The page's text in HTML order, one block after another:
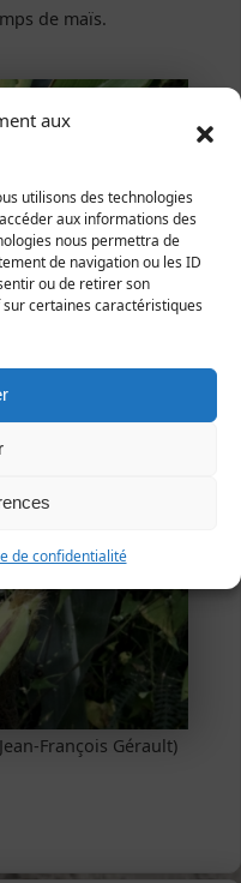
aux
utilisons des technologies
aux informations des
nous permettra de
de navigation ou les ID
ou de retirer son
certaines caractéristiques
de confidentialité
de maïs.
François Gérault)